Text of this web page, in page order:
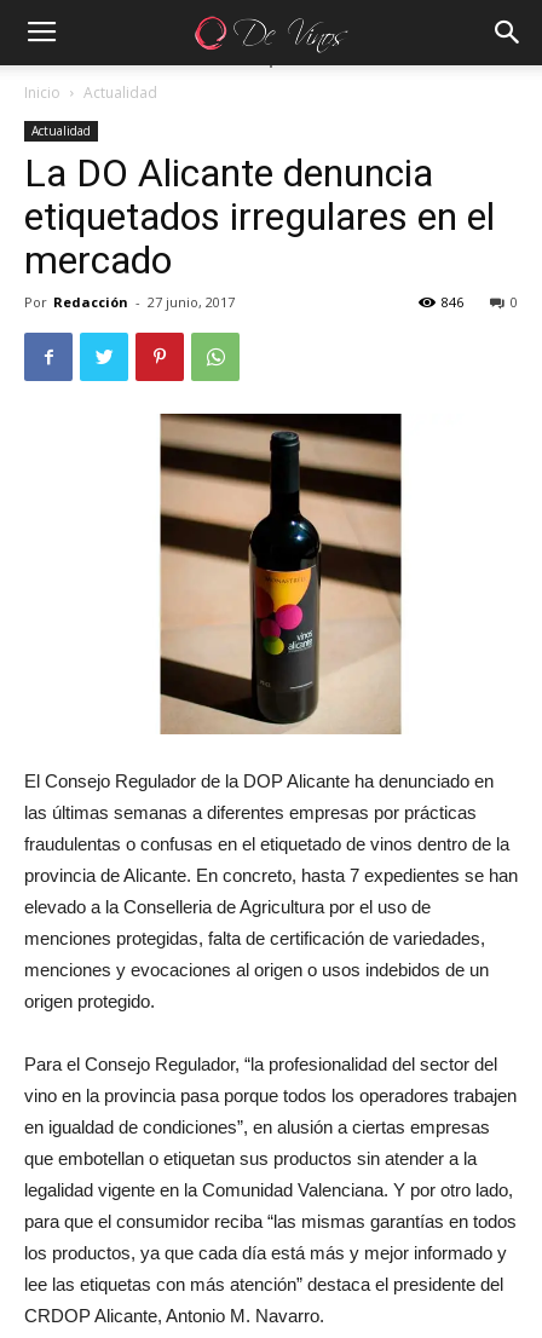
Inicio Actualidad
Actualidad
La DO Alicante denuncia
etiquetados irregulares en el
mercado
Por Redacción - 27 junio, 2017 0
846
El Consejo Regulador de la DOP Alicante ha denunciado en
las últimas semanas a diferentes empresas por prácticas
fraudulentas o confusas en el etiquetado de vinos dentro de la
provincia de Alicante. En concreto, hasta 7 expedientes se han
elevado a la Conselleria de Agricultura por el uso de
menciones protegidas, falta de certificación de variedades,
menciones y evocaciones al origen o usos indebidos de un
origen protegido.
Para el Consejo Regulador, “la profesionalidad del sector del
vino en la provincia pasa porque todos los operadores trabajen
en igualdad de condiciones”, en alusión a ciertas empresas
que embotellan o etiquetan sus productos sin atender a la
legalidad vigente en la Comunidad Valenciana. Y por otro lado,
para que el consumidor reciba “las mismas garantías en todos
los productos, ya que cada día está más y mejor informado y
lee las etiquetas con más atención” destaca el presidente del
CRDOP Alicante, Antonio M. Navarro.